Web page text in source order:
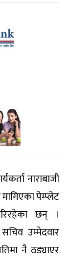
नाराबाजी
पेम्प्लेट
छन् ।
उम्मेदवार
नै ठड्याएर